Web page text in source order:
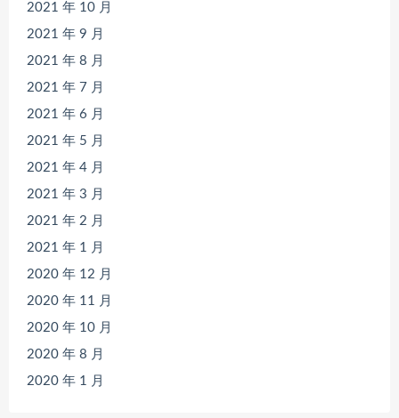
2021 年 10 月
2021 年 9 月
2021 年 8 月
2021 年 7 月
2021 年 6 月
2021 年 5 月
2021 年 4 月
2021 年 3 月
2021 年 2 月
2021 年 1 月
2020 年 12 月
2020 年 11 月
2020 年 10 月
2020 年 8 月
2020 年 1 月